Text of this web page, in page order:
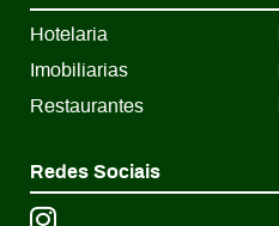
Hotelaria
Imobiliarias
Restaurantes
Redes Sociais